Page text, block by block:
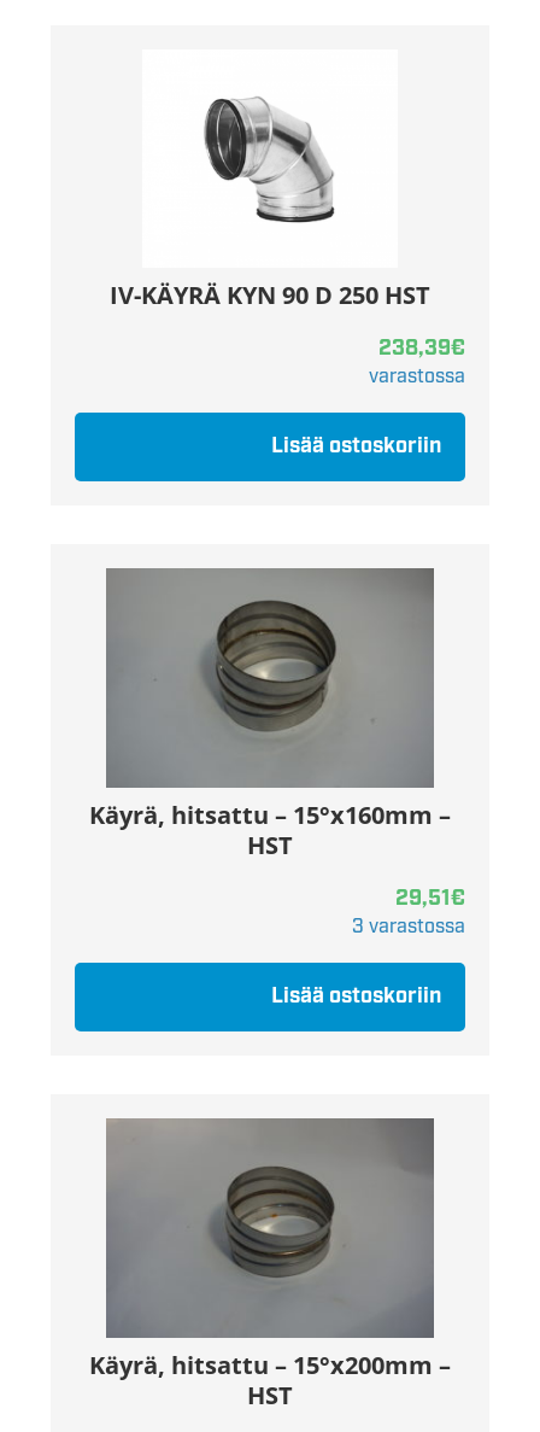
IV-KÄYRÄ KYN 90 D 250 HST
238,39€
varastossa
Lisää ostoskoriin
Käyrä, hitsattu – 15°x160mm –
HST
29,51€
3 varastossa
Lisää ostoskoriin
Käyrä, hitsattu – 15°x200mm –
HST